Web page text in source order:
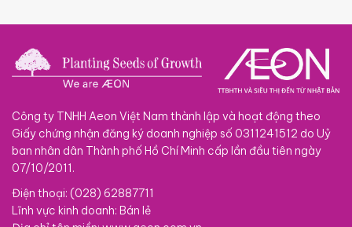
Công ty TNHH Aeon Việt Nam thành lập và hoạt động theo
Giấy chứng nhận đăng ký doanh nghiệp số 0311241512 do Uỷ
ban nhân dân Thành phố Hồ Chí Minh cấp lần đầu tiên ngày
07/10/2011.
Điện thoại: (028) 62887711
Lĩnh vực kinh doanh: Bán lẻ